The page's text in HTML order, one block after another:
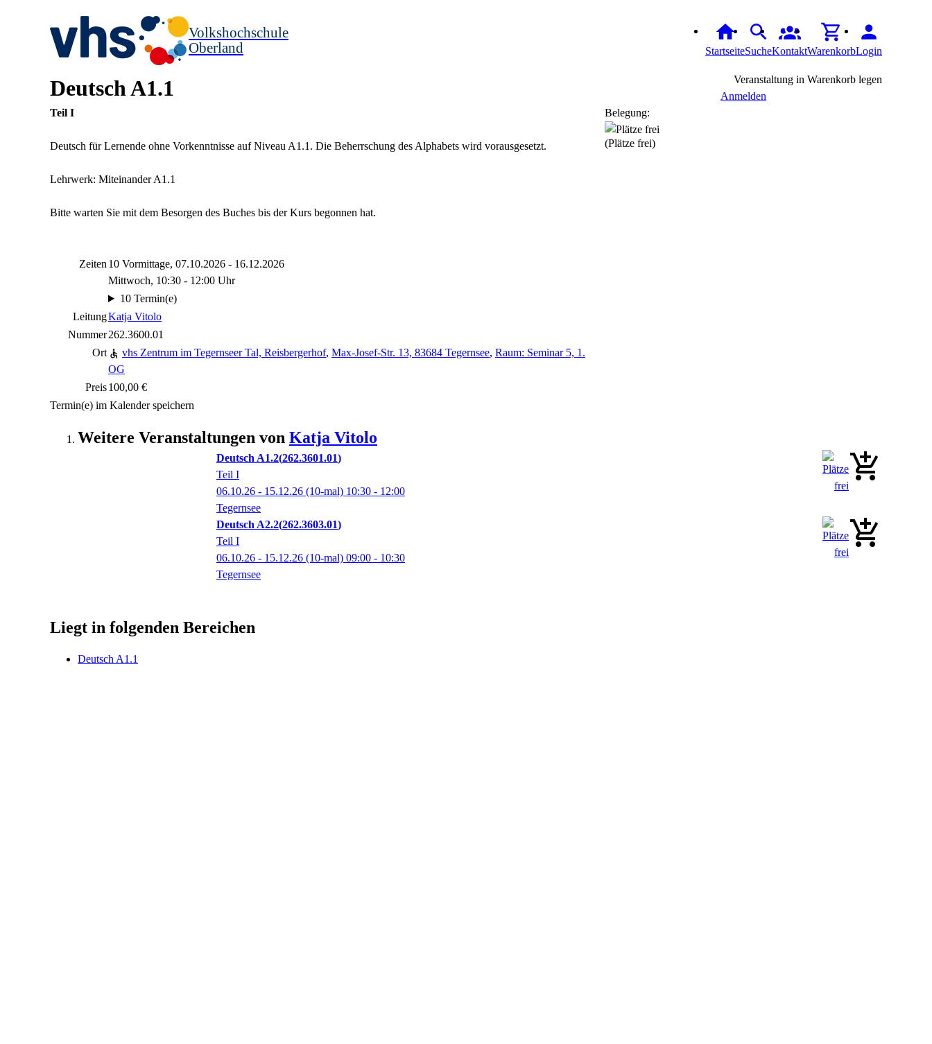
Volkshochschule
Oberland
StartseiteSucheKontaktWarenkorbLogin
Deutsch A1.1
Teil I
Deutsch für Lernende ohne Vorkenntnisse auf Niveau A1.1. Die Beherrschung des Alphabets wird vorausgesetzt.
Lehrwerk: Miteinander A1.1
Bitte warten Sie mit dem Besorgen des Buches bis der Kurs begonnen hat.
Zeiten 10 Vormittage, 07.10.2026 - 16.12.2026
Mittwoch, 10:30 - 12:00 Uhr
10 Termin(e)
LeitungKatja Vitolo
Nummer262.3600.01
Ort
vhs Zentrum im Tegernseer Tal, Reisbergerhof, Max-Josef-Str. 13, 83684 Tegernsee, Raum: Seminar 5, 1.
OG
Preis100,00 €
Veranstaltung in Warenkorb legen
Anmelden
Belegung:
(Plätze frei)
Termin(e) im Kalender speichern
Weitere Veranstaltungen von Katja Vitolo
Deutsch A1.2 262.3601.01
Teil I
06.10.26 - 15.12.26 (10-mal) 10:30 - 12:00
Tegernsee
Deutsch A2.2 262.3603.01
Teil I
06.10.26 - 15.12.26 (10-mal) 09:00 - 10:30
Tegernsee
Liegt in folgenden Bereichen
Deutsch A1.1